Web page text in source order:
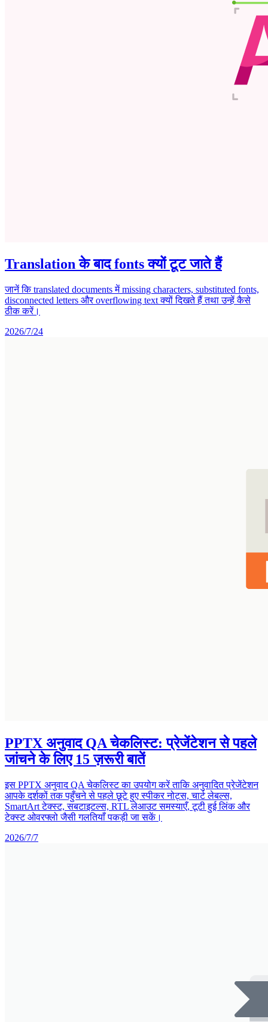
Translation के बाद fonts क्यों टूट जाते हैं
जानें कि translated documents में missing characters, substituted fonts,
disconnected letters और overflowing text क्यों दिखते हैं तथा उन्हें कैसे
ठीक करें।
2026/7/24
PPTX अनुवाद QA चेकलिस्ट: प्रेजेंटेशन से पहले
जांचने के लिए 15 ज़रूरी बातें
इस PPTX अनुवाद QA चेकलिस्ट का उपयोग करें ताकि अनुवादित प्रेजेंटेशन
आपके दर्शकों तक पहुँचने से पहले छूटे हुए स्पीकर नोट्स, चार्ट लेबल्स,
SmartArt टेक्स्ट, सबटाइटल्स, RTL लेआउट समस्याएँ, टूटी हुई लिंक और
टेक्स्ट ओवरफ्लो जैसी गलतियाँ पकड़ी जा सकें।
2026/7/7